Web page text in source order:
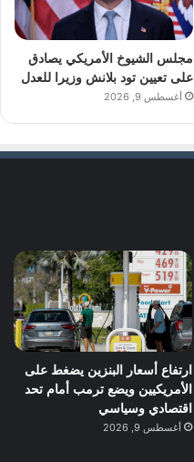
مجلس الشيوخ الأمريكي يصادق
على تعيين تود بلانش وزيرا للعدل
أغسطس 9, 2026
ارتفاع أسعار البنزين يضغط على
الأمريكيين ويضع ترمب أمام تحد
اقتصادي وسياسي
أغسطس 9, 2026